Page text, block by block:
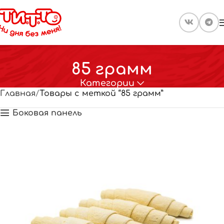
85 грамм
Категории
Главная Товары с меткой “85 грамм”
Боковая панель